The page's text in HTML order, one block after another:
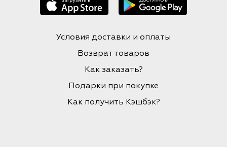
Условия доставки и оплаты
Возврат товаров
Как заказать?
Подарки при покупке
Как получить Кэшбэк?